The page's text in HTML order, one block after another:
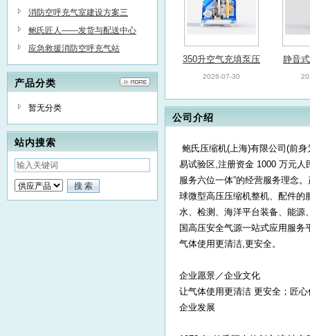
消防空呼充气室建设方案三
鲍氏匠人——发货与配送中心
应急救援消防空呼充气站
产品分类
暂无分类
站内搜索
350升空气充填泵压
缩机鲍氏消防专用呼
2026-07-30
静音
气充
氧气充填泵鲍氏消防
氧气泵BS102AP应
急救援气防站
2026-07-30
鲍氏移
化工气
公司介绍
鲍氏压缩机(上海)有限公司(前
易试验区,注册资金 1000 万元人
服务六位一体”的经营服务理念
球微型高压压缩机整机、配件的
水、检测、海洋平台装备、能源
国高压安全气源一站式应用服
气体使用更清洁,更安全。
企业愿景／企业文化
让气体使用更清洁 更安全；匠
企业发展